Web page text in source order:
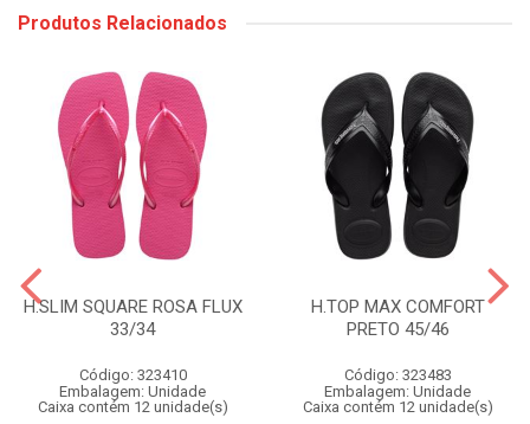
Produtos Relacionados
H.SLIM SQUARE ROSA FLUX
33/34
Código: 323410
Embalagem: Unidade
Caixa contém 12 unidade(s)
H.TOP MAX COMFORT
PRETO 45/46
Código: 323483
Embalagem: Unidade
Caixa contém 12 unidade(s)